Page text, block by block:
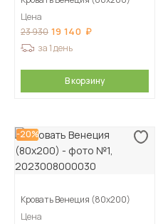
Цена
23 930 19 140
за 1 день
В корзину
-20%
Кровать Венеция (80х200)
Цена